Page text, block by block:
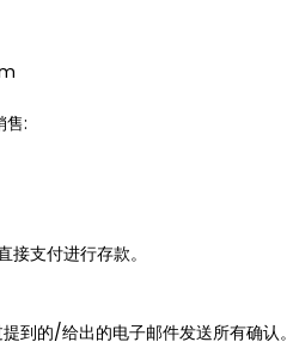
售:
支付进行存款。
到的/给出的电子邮件发送所有确认。